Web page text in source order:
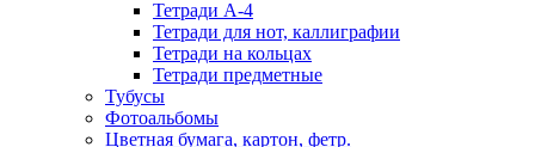
Тетради А-4
Тетради для нот, каллиграфии
Тетради на кольцах
Тетради предметные
Тубусы
Фотоальбомы
Цветная бумага, картон, фетр.